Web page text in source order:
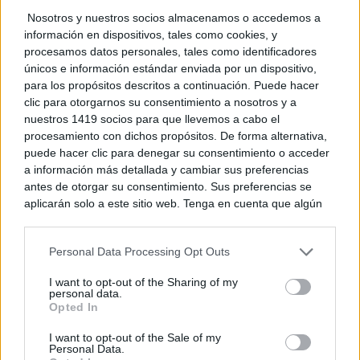
Nosotros y nuestros socios almacenamos o accedemos a
información en dispositivos, tales como cookies, y
procesamos datos personales, tales como identificadores
únicos e información estándar enviada por un dispositivo,
para los propósitos descritos a continuación. Puede hacer
clic para otorgarnos su consentimiento a nosotros y a
nuestros 1419 socios para que llevemos a cabo el
procesamiento con dichos propósitos. De forma alternativa,
puede hacer clic para denegar su consentimiento o acceder
a información más detallada y cambiar sus preferencias
antes de otorgar su consentimiento. Sus preferencias se
aplicarán solo a este sitio web. Tenga en cuenta que algún
rechazar tal procesamiento. Puede cambiar sus preferencias
a este sitio y haciendo clic en el botón "Privacidad" en la
parte inferior de la página web.
Please note that this website/app uses one or more Google
services and may gather and store information including but
Personal Data Processing Opt Outs
I want to opt-out of the Sharing of my
personal data.
Opted In
I want to opt-out of the Sale of my
Personal Data.
zonas de baño tanto en el sistema nacional de
información sanitaria NÁYADE como en la página
web de Sanidad Castilla-La Mancha.
TE RECOMENDAMOS